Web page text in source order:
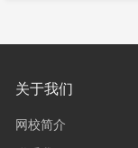
关于我们
网校简介